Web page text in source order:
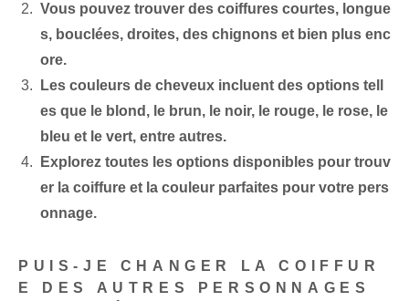
Vous pouvez trouver des coiffures courtes, longue
s, bouclées, droites, des chignons et bien plus enc
ore.
Les couleurs de cheveux incluent des options tell
es que le blond, le brun, le noir, le rouge, le rose, le
bleu et le vert, entre autres.
Explorez toutes les options disponibles pour trouv
er la coiffure et la couleur parfaites pour votre pers
onnage.
PUIS-JE CHANGER LA COIFFUR
E DES AUTRES PERSONNAGES